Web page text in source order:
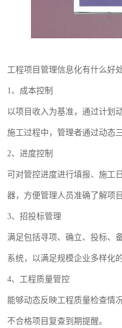
工程项目管理信息化有什么好
1、成本控制
以项目收入为基准，通过计划
施工过程中，管理者通过动态
2、进度控制
可对管控进度进行填报、施工
器，方便管理人员准确了解项
3、招投标管理
满足包括寻项、确立、投标、
系统，以满足规模企业多样化
4、工程质量管控
能够动态反映工程质量检查情
不合格项目复查到期提醒。